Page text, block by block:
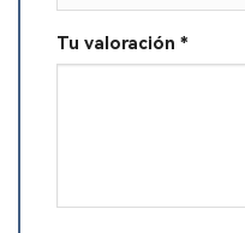
Tu valoración *